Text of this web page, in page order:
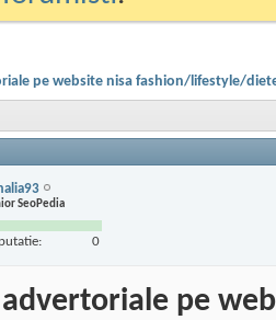
pe website nisa fashion/lifestyle/
SeoPedia
0
pe